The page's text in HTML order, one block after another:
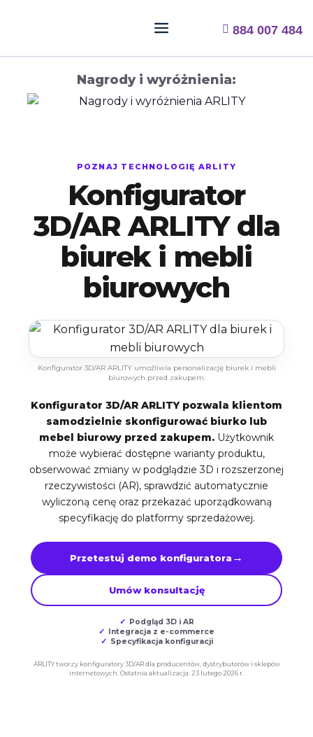
884 007 484
Nagrody i wyróżnienia:
POZNAJ TECHNOLOGIĘ ARLITY
Konfigurator
3D/AR ARLITY dla
biurek i mebli
biurowych
Konfigurator 3D/AR ARLITY umożliwia personalizację biurek i mebli
biurowych przed zakupem.
Konfigurator 3D/AR ARLITY pozwala klientom
samodzielnie skonfigurować biurko lub
mebel biurowy przed zakupem. Użytkownik
może wybierać dostępne warianty produktu,
obserwować zmiany w podglądzie 3D i rozszerzonej
rzeczywistości (AR), sprawdzić automatycznie
wyliczoną cenę oraz przekazać uporządkowaną
specyfikację do platformy sprzedażowej.
Przetestuj demo konfiguratora
Umów konsultację
Podgląd 3D i AR
Integracja z e-commerce
Specyfikacja konfiguracji
ARLITY tworzy konfiguratory 3D/AR dla producentów, dystrybutorów i sklepów
internetowych. Ostatnia aktualizacja: 23 lutego 2026 r.